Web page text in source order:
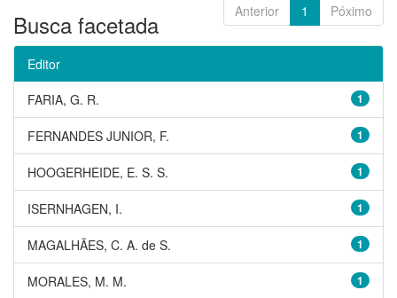
Anterior 1 Póximo
Busca facetada
Editor
1
FARIA, G. R.
1
FERNANDES JUNIOR, F.
1
HOOGERHEIDE, E. S. S.
1
ISERNHAGEN, I.
1
MAGALHÃES, C. A. de S.
1
MORALES, M. M.